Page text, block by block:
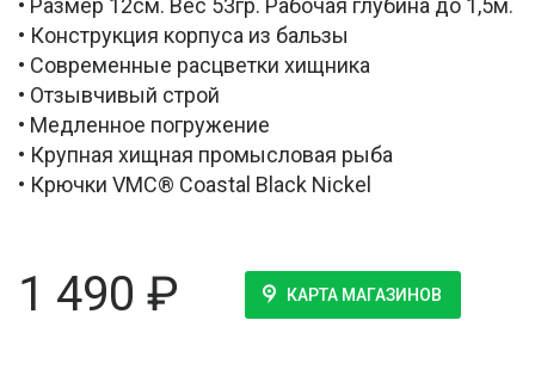
• Размер 12см. Вес 53гр. Рабочая глубина до 1,5м.
• Конструкция корпуса из бальзы
• Современные расцветки хищника
• Отзывчивый строй
• Медленное погружение
• Крупная хищная промысловая рыба
• Крючки VMC® Coastal Black Nickel
1 490 ₽ КАРТА МАГАЗИНОВ